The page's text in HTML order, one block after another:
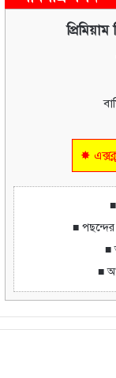
✸
■ পছন্দের
■
■